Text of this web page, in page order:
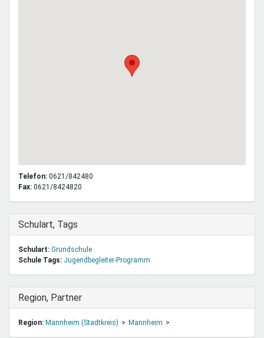
Telefon: 0621/842480
Fax: 0621/8424820
Ausblenden
Schulart, Tags
Schulart: Grundschule
Schule Tags: Jugendbegleiter-Programm
Ausblenden
Region, Partner
Region: Mannheim (Stadtkreis) Mannheim